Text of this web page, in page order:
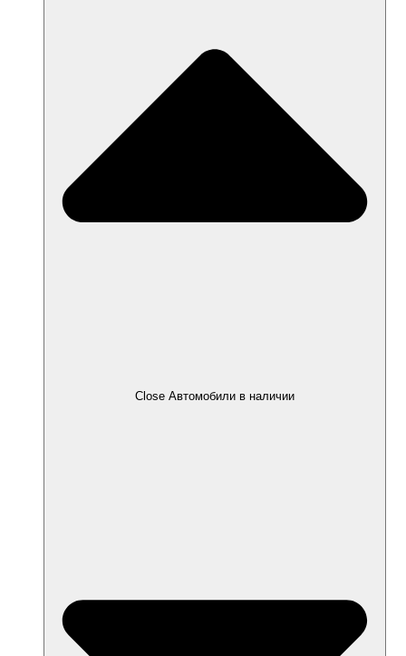
Close Автомобили в наличии